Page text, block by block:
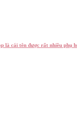
là cái tên được rất nhiều phụ